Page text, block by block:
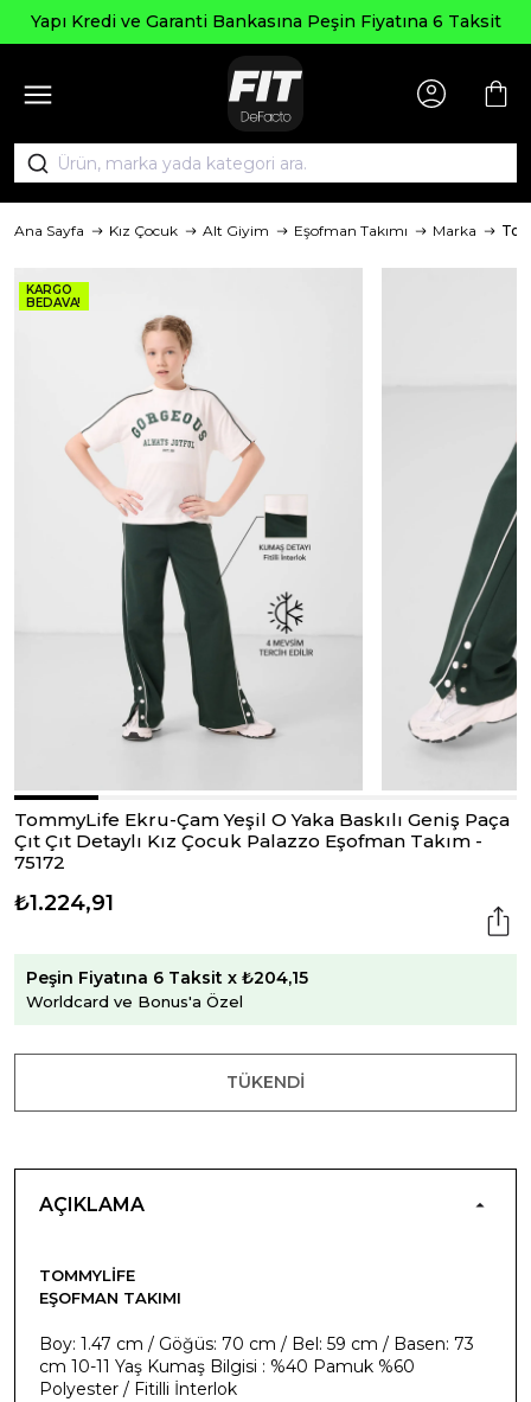
Yapı Kredi ve Garanti Bankasına Peşin Fiyatına 6 Taksit
Ana Sayfa Kız Çocuk Alt Giyim Eşofman Takımı Marka
KARGO
BEDAVA!
TommyLife Ekru-Çam Yeşil O Yaka Baskılı Geniş Paça
Çıt Çıt Detaylı Kız Çocuk Palazzo Eşofman Takım -
75172
₺1.224,91
Peşin Fiyatına 6 Taksit x ₺204,15
Worldcard ve Bonus'a Özel
TÜKENDI
AÇIKLAMA
TOMMYLIFE
EŞOFMAN TAKIMI
Boy: 1.47 cm / Göğüs: 70 cm / Bel: 59 cm / Basen: 73
cm 10-11 Yaş Kumaş Bilgisi : %40 Pamuk %60
Polyester / Fitilli İnterlok